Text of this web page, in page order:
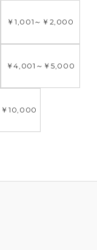
￥1,001 ～ ￥2,000
￥4,001 ～ ￥5,000
￥10,000